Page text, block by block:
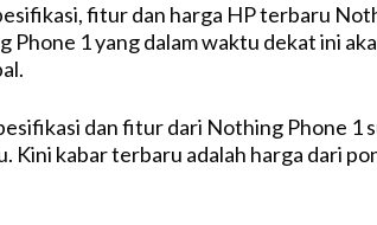
fitur dan harga HP terbaru
Phone 1 yang dalam waktu dekat ini
dan fitur dari Nothing Phone 1
Kini kabar terbaru adalah harga dari